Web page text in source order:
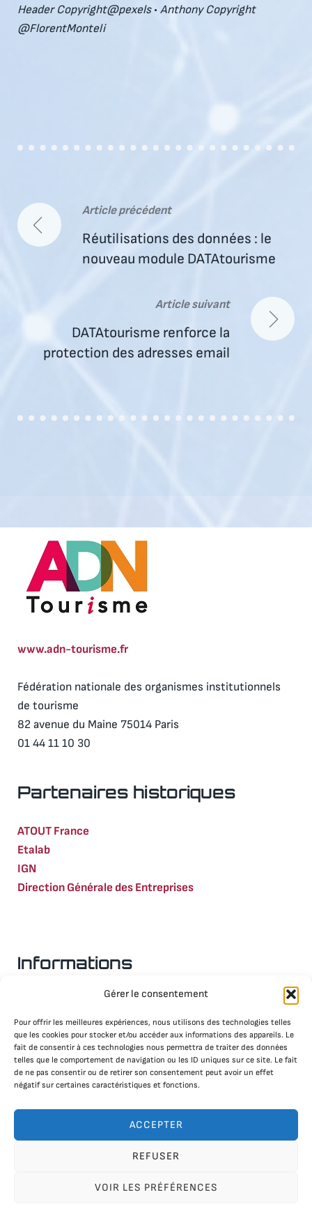
Gérer le consentement
Pour offrir les meilleures expériences, nous utilisons des technologies telles
que les cookies pour stocker et/ou accéder aux informations des appareils. Le
fait de consentir à ces technologies nous permettra de traiter des données
telles que le comportement de navigation ou les ID uniques sur ce site. Le fait
de ne pas consentir ou de retirer son consentement peut avoir un effet
négatif sur certaines caractéristiques et fonctions.
ACCEPTER
REFUSER
VOIR LES PRÉFÉRENCES
Header Copyright@pexels• Anthony Copyright
@FlorentMonteli
Navigation
de
Article précédent
Réutilisations des données : le
nouveau module DATAtourisme
Article suivant
DATAtourisme renforce la
protection des adresses email
www.adn-tourisme.fr
Fédération nationale des organismes institutionnels
de tourisme
82 avenue du Maine 75014 Paris
01 44 11 10 30
Partenaires historiques
ATOUT France
Etalab
IGN
Direction Générale des Entreprises
Informations
Mentions légales
Politique RGPD & Cookies
Plateformes
Plateforme producteur
Plateforme qualité
Explore DATAtourisme